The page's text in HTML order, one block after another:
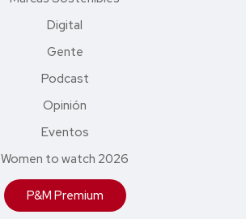
Digital
Gente
Podcast
Opinión
Eventos
Women to watch 2026
P&M Premium